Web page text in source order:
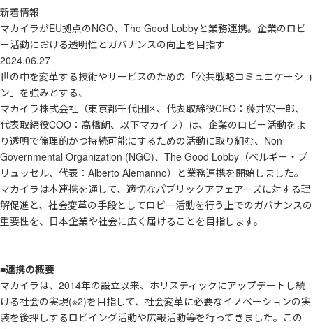
新着情報
マカイラがEU拠点のNGO、The Good Lobbyと業務連携。企業のロビ
ー活動における透明性とガバナンスの向上を目指す
2024.06.27
世の中を変革する技術やサービスのための「公共戦略コミュニケーショ
ン」を強みとする、
マカイラ株式会社（東京都千代田区、代表取締役CEO：藤井宏一郎、
代表取締役COO：高橋朗、以下マカイラ）は、企業のロビー活動をよ
り透明で倫理的かつ持続可能にするための活動に取り組む、Non‐
Governmental Organization (NGO)、The Good Lobby（ベルギー・ブ
リュッセル、代表：Alberto Alemanno）と業務連携を開始しました。
マカイラは本連携を通して、適切なパブリックアフェアーズに対する理
解促進と、社会変革の手段としてロビー活動を行う上でのガバナンスの
重要性を、日本企業や社会に広く届けることを目指します。
■連携の概要
マカイラは、2014年の設立以来、ホリスティックにアップデートし続
ける社会の実現(※2)を目指して、社会変革に必要なイノベーションの実
装を後押しするロビイング活動や広報活動等を行ってきました。この